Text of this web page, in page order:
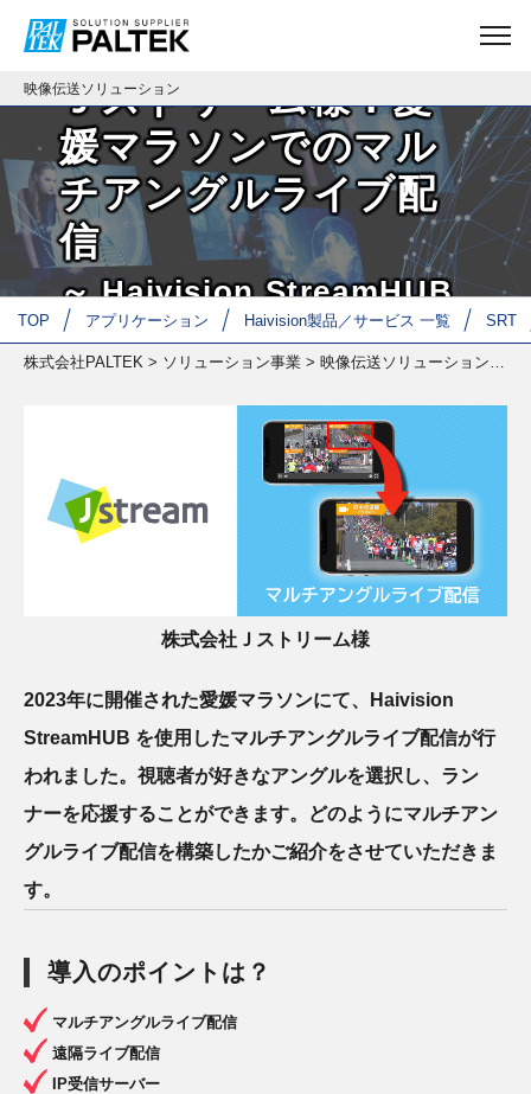
映像伝送ソリューション
TOP アプリケーション Haivision製品／サービス 一覧 SRT
株式会社PALTEK > ソリューション事業 > 映像伝送ソリューション
導入事例
Ｊストリーム様：愛
媛マラソンでのマル
チアングルライブ配
信
～ Haivision StreamHUB
を使用した中継の運用～
株式会社Ｊストリーム様
2023年に開催された愛媛マラソンにて、Haivision
StreamHUB を使用したマルチアングルライブ配信が行
われました。視聴者が好きなアングルを選択し、ラン
ナーを応援することができます。どのようにマルチアン
グルライブ配信を構築したかご紹介をさせていただきま
す。
導入のポイントは？
マルチアングルライブ配信
遠隔ライブ配信
IP受信サーバー